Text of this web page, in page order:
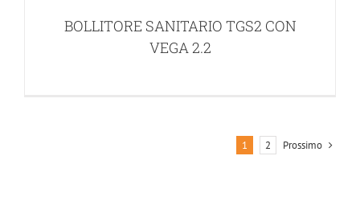
BOLLITORE SANITARIO TGS2 CON
VEGA 2.2
1 2 Prossimo